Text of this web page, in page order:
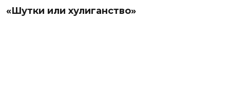
«Шутки или хулиганство»